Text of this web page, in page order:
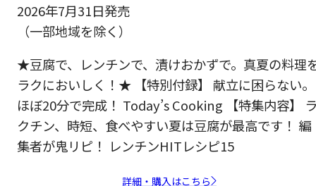
2026年7月31日発売
（一部地域を除く）
★豆腐で、レンチンで、漬けおかずで。真夏の料理
ラクにおいしく！★ 【特別付録】 献立に困らない。
ほぼ20分で完成！ Today’s Cooking 【特集内容】
クチン、時短、食べやすい夏は豆腐が最高です！ 編
集者が鬼リピ！ レンチンHITレシピ15
詳細・購入はこちら